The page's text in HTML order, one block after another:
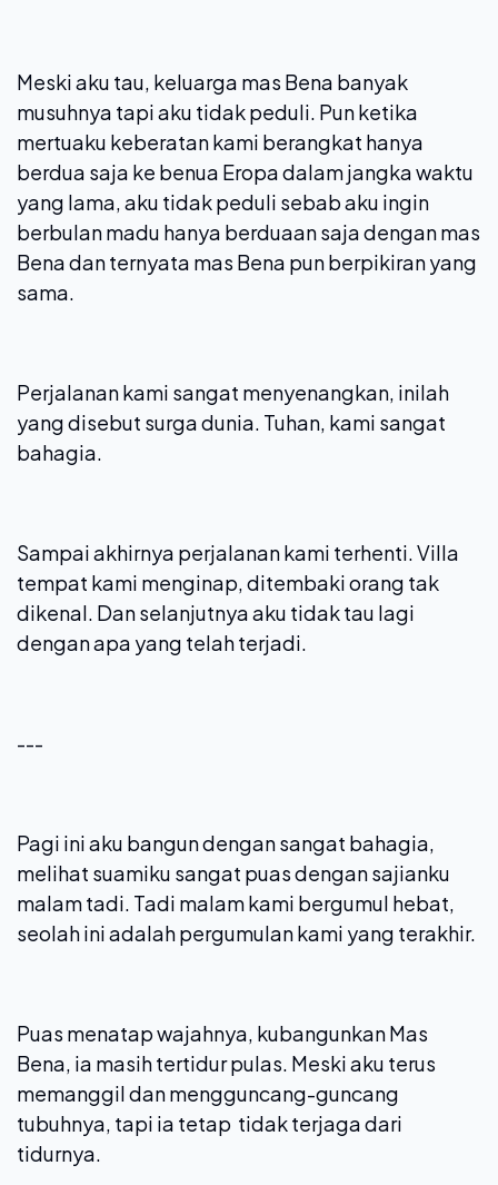
Meski aku tau, keluarga mas Bena banyak
musuhnya tapi aku tidak peduli. Pun ketika
mertuaku keberatan kami berangkat hanya
berdua saja ke benua Eropa dalam jangka waktu
yang lama, aku tidak peduli sebab aku ingin
berbulan madu hanya berduaan saja dengan mas
Bena dan ternyata mas Bena pun berpikiran yang
sama.
Perjalanan kami sangat menyenangkan, inilah
yang disebut surga dunia. Tuhan, kami sangat
bahagia.
Sampai akhirnya perjalanan kami terhenti. Villa
tempat kami menginap, ditembaki orang tak
dikenal. Dan selanjutnya aku tidak tau lagi
dengan apa yang telah terjadi.
---
Pagi ini aku bangun dengan sangat bahagia,
melihat suamiku sangat puas dengan sajianku
malam tadi. Tadi malam kami bergumul hebat,
seolah ini adalah pergumulan kami yang terakhir.
Puas menatap wajahnya, kubangunkan Mas
Bena, ia masih tertidur pulas. Meski aku terus
memanggil dan mengguncang-guncang
tubuhnya, tapi ia tetap tidak terjaga dari
tidurnya.